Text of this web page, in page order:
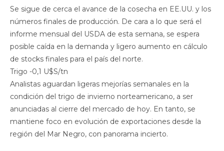
Se sigue de cerca el avance de la cosecha en EE.UU. y los
números finales de producción. De cara a lo que será el
informe mensual del USDA de esta semana, se espera
posible caída en la demanda y ligero aumento en cálculo
de stocks finales para el país del norte.
Trigo -0,1 U$S/tn
Analistas aguardan ligeras mejorías semanales en la
condición del trigo de invierno norteamericano, a ser
anunciadas al cierre del mercado de hoy. En tanto, se
mantiene foco en evolución de exportaciones desde la
región del Mar Negro, con panorama incierto.